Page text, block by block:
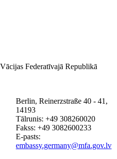
Federatīvajā Republikā
Berlin, Reinerzstraße 40 - 41,
14193
Tālrunis: +49 308260020
Fakss: +49 3082600233
E-pasts:
embassy.germany@mfa.gov.lv